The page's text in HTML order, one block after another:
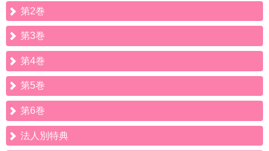
第2巻
第3巻
第4巻
第5巻
第6巻
法人別特典